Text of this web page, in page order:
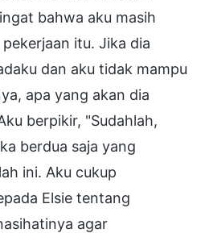
bahwa aku masih
itu. Jika dia
dan aku tidak mampu
apa yang akan dia
berpikir, "Sudahlah,
berdua saja yang
ini. Aku cukup
Elsie tentang
agar